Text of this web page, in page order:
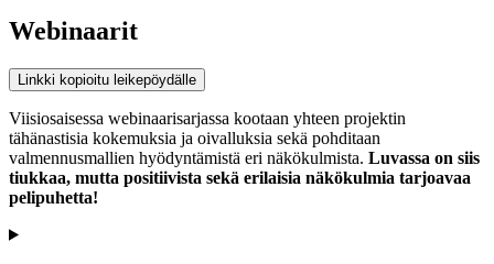
Webinaarit
Linkki kopioitu leikepöydälle
Viisiosaisessa webinaarisarjassa kootaan yhteen projektin
tähänastisia kokemuksia ja oivalluksia sekä pohditaan
valmennusmallien hyödyntämistä eri näkökulmista. Luvassa on siis
tiukkaa, mutta positiivista sekä erilaisia näkökulmia tarjoavaa
pelipuhetta!